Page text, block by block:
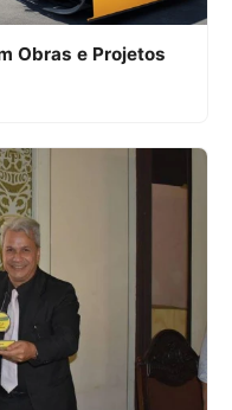
Obras e Projetos